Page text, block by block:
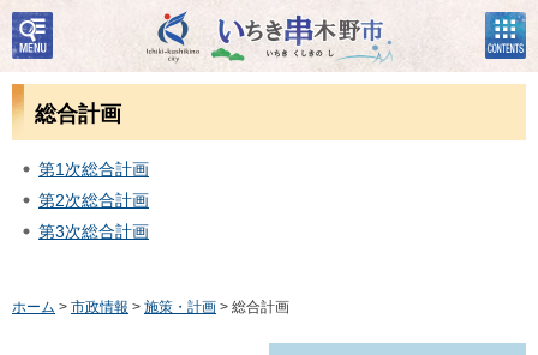
いちき串木野市
検
索・
共通
ュー
コン
テン
ツメ
総合計画
第1次総合計画
第2次総合計画
第3次総合計画
ホーム > 市政情報 > 施策・計画 > 総合計画